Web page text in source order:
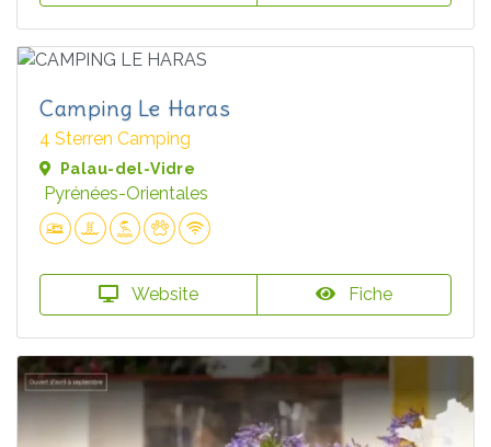
Camping Le Haras
4 Sterren Camping
Palau-del-Vidre
Pyrénées-Orientales
Website Fiche